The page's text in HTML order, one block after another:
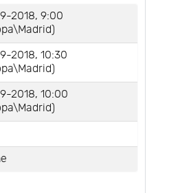
2018, 9:00
2018, 10:30
2018, 10:00